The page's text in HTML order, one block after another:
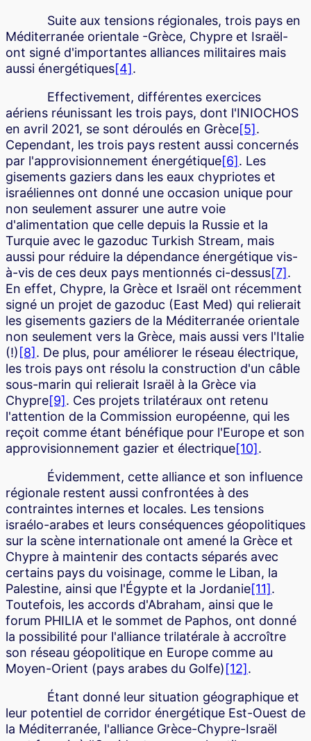
Suite aux tensions régionales, trois pays en
Méditerranée orientale -Grèce, Chypre et Israël-
ont signé d'importantes alliances militaires mais
aussi énergétiques[4].
Effectivement, différentes exercices
aériens réunissant les trois pays, dont l'INIOCHOS
en avril 2021, se sont déroulés en Grèce[5].
Cependant, les trois pays restent aussi concernés
par l'approvisionnement énergétique[6]. Les
gisements gaziers dans les eaux chypriotes et
israéliennes ont donné une occasion unique pour
non seulement assurer une autre voie
d'alimentation que celle depuis la Russie et la
Turquie avec le gazoduc Turkish Stream, mais
aussi pour réduire la dépendance énergétique vis-
à-vis de ces deux pays mentionnés ci-dessus[7].
En effet, Chypre, la Grèce et Israël ont récemment
signé un projet de gazoduc (East Med) qui relierait
les gisements gaziers de la Méditerranée orientale
non seulement vers la Grèce, mais aussi vers l'Italie
(!) [8] . De plus, pour améliorer le réseau électrique,
les trois pays ont résolu la construction d'un câble
sous-marin qui relierait Israël à la Grèce via
Chypre[9]. Ces projets trilatéraux ont retenu
l'attention de la Commission européenne, qui les
reçoit comme étant bénéfique pour l'Europe et son
approvisionnement gazier et électrique[10].
Évidemment, cette alliance et son influence
régionale restent aussi confrontées à des
contraintes internes et locales. Les tensions
israélo-arabes et leurs conséquences géopolitiques
sur la scène internationale ont amené la Grèce et
Chypre à maintenir des contacts séparés avec
certains pays du voisinage, comme le Liban, la
Palestine, ainsi que l'Égypte et la Jordanie[11].
Toutefois, les accords d'Abraham, ainsi que le
forum PHILIA et le sommet de Paphos, ont donné
la possibilité pour l'alliance trilatérale à accroître
son réseau géopolitique en Europe comme au
Moyen-Orient (pays arabes du Golfe)[12].
Étant donné leur situation géographique et
leur potentiel de corridor énergétique Est-Ouest de
la Méditerranée, l'alliance Grèce-Chypre-Israël